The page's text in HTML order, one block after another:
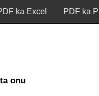
ka Excel PDF ka
onu